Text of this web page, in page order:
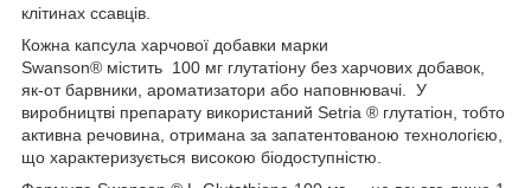
клітинах ссавців.
Кожна капсула харчової добавки марки
Swanson® містить 100 мг глутатіону без харчових добавок,
як-от барвники, ароматизатори або наповнювачі. У
виробництві препарату використаний Setria ® глутатіон, тобто
активна речовина, отримана за запатентованою технологією,
що характеризується високою біодоступністю.